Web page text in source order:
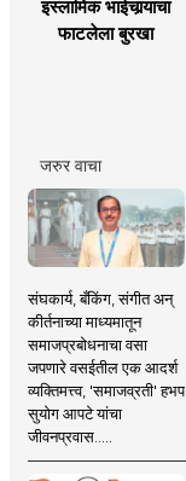
इस्लामिक भाईचार्‍याचा
फाटलेला बुरखा
जरुर वाचा
संघकार्य, बँकिंग, संगीत अन्
कीर्तनाच्या माध्यमातून
समाजप्रबोधनाचा वसा
जपणारे वसईतील एक आदर्श
व्यक्तिमत्त्व, 'समाजव्रती' हभप
सुयोग आपटे यांचा
जीवनप्रवास.....